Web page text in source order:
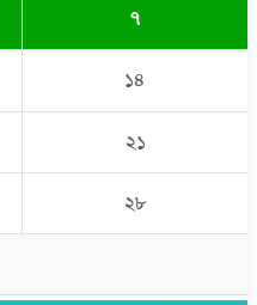
৭
১৪
২১
২৮